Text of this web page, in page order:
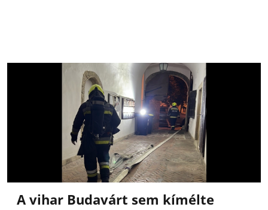
A vihar Budavárt sem kímélte